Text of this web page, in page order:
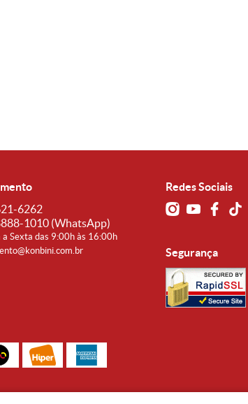
6262
1010 (WhatsApp)
a Sexta das 9:00h às 16:00h
Redes Sociais
Segurança